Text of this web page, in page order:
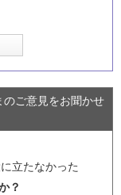
ご意見をお聞かせ
立たなかった
？